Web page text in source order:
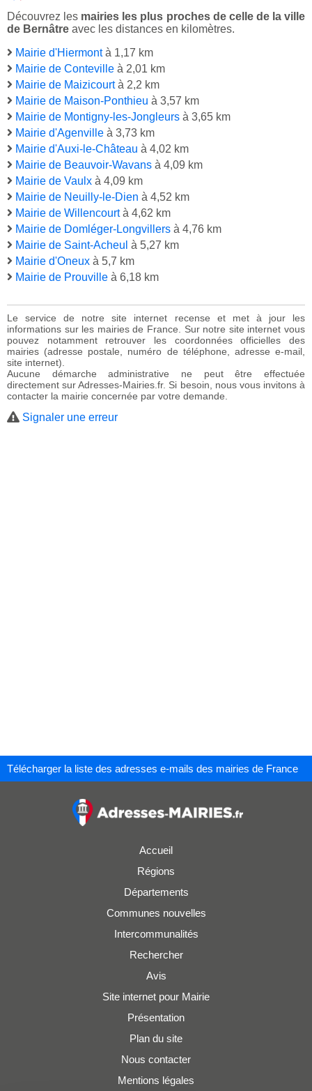
Découvrez les mairies les plus proches de celle de la ville
de Bernâtre avec les distances en kilomètres.
Mairie d'Hiermontà 1,17 km
Mairie de Conteville à 2,01 km
Mairie de Maizicourtà 2,2 km
Mairie de Maison-Ponthieu à 3,57 km
Mairie de Montigny-les-Jongleurs à 3,65 km
Mairie d'Agenville à 3,73 km
Mairie d'Auxi-le-Château à 4,02 km
Mairie de Beauvoir-Wavans à 4,09 km
Mairie de Vaulx à 4,09 km
Mairie de Neuilly-le-Dien à 4,52 km
Mairie de Willencourtà 4,62 km
Mairie de Domléger-Longvillers à 4,76 km
Mairie de Saint-Acheul à 5,27 km
Mairie d'Oneux à 5,7 km
Mairie de Prouville à 6,18 km
Le service de notre site internet recense et met à jour les
informations sur les mairies de France. Sur notre site internet vous
pouvez notamment retrouver les coordonnées officielles des
mairies (adresse postale, numéro de téléphone, adresse e-mail,
site internet).
Aucune démarche administrative ne peut être effectuée
directement sur Adresses-Mairies.fr. Si besoin, nous vous invitons à
contacter la mairie concernée par votre demande.
Signaler une erreur
Télécharger la liste des adresses e-mails des mairies de France
Accueil
Régions
Départements
Communes nouvelles
Intercommunalités
Rechercher
Avis
Site internet pour Mairie
Présentation
Plan du site
Nous contacter
Mentions légales